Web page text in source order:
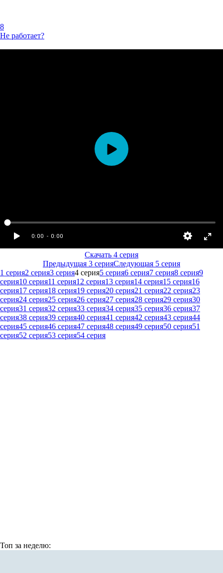
8
Не работает?
Скачать 4 серия
Предыдущая 3 серияСледующая 5 серия
1 серия2 серия3 серия4 серия5 серия6 серия7 серия8 серия9
серия10 серия11 серия12 серия13 серия14 серия15 серия16
серия17 серия18 серия19 серия20 серия21 серия22 серия23
серия24 серия25 серия26 серия27 серия28 серия29 серия30
серия31 серия32 серия33 серия34 серия35 серия36 серия37
серия38 серия39 серия40 серия41 серия42 серия43 серия44
серия45 серия46 серия47 серия48 серия49 серия50 серия51
серия52 серия53 серия54 серия
Топ за неделю: